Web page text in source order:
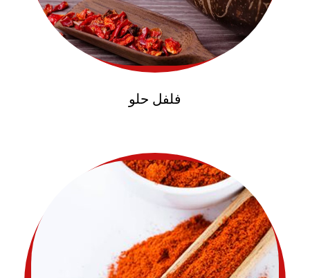
فلفل حلو